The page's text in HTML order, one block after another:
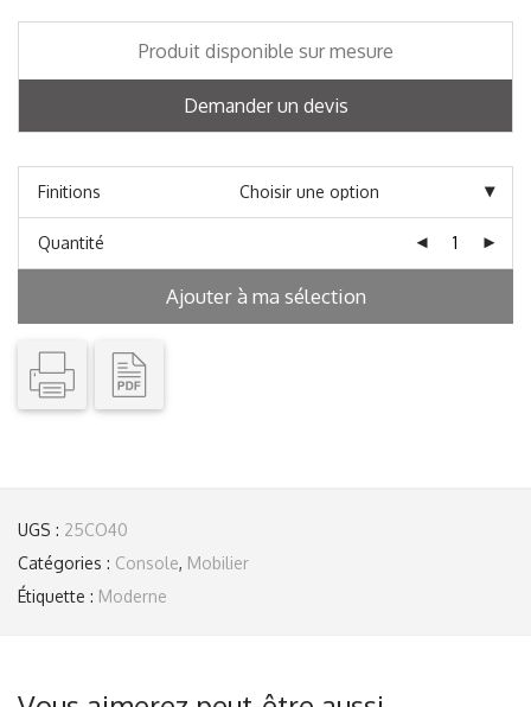
Produit disponible sur mesure
Demander un devis
Finitions
Quantité
Ajouter à ma sélection
UGS : 25CO40
Catégories : Console, Mobilier
Étiquette : Moderne